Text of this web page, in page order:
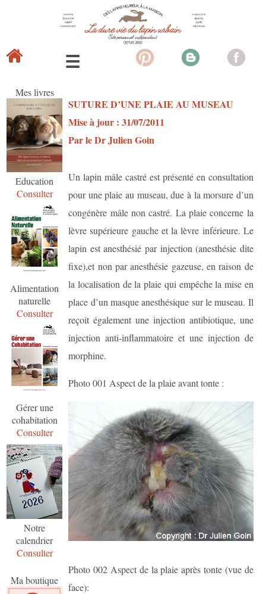
Mes livres
Education
Consulter
Alimentation
naturelle
Consulter
Gérer une
cohabitation
Consulter
Notre
calendrier
Consulter
Ma boutique
SUTURE D’UNE PLAIE AU MUSEAU
Mise à jour : 31/07/2011
Par le Dr Julien Goin
Un lapin mâle castré est présenté en consultation
pour une plaie au museau, due à la morsure d’un
congénère mâle non castré. La plaie concerne la
lèvre supérieure gauche et la lèvre inférieure. Le
lapin est anesthésié par injection (anesthésie dite
fixe),et non par anesthésie gazeuse, en raison de
la localisation de la plaie qui empêche la mise en
place d’un masque anesthésique sur le museau. Il
reçoit également une injection antibiotique, une
injection anti-inflammatoire et une injection de
morphine.
Photo 001 Aspect de la plaie avant tonte :
Photo 002 Aspect de la plaie après tonte (vue de
face):